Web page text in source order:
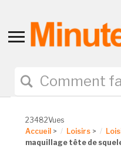
Toggle
navigation
23482Vues
Accueil > Loisirs >
maquillage tête de